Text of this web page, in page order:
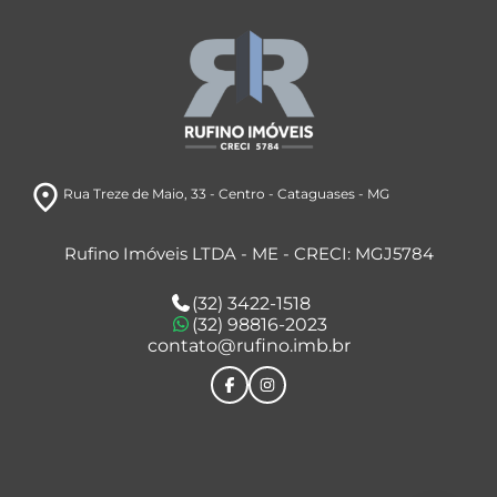
room Rua Treze de Maio, 33- Centro - Cataguases- MG
Rufino Imóveis LTDA - ME - CRECI: MGJ5784
(32) 3422-1518
(32) 98816-2023
contato@rufino.imb.br